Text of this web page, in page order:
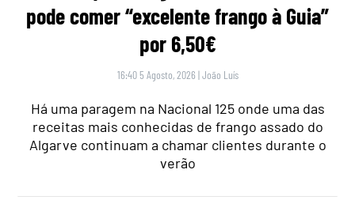
pode comer “excelente frango à Guia”
por 6,50€
16:40 5 Agosto, 2026 |João Luís
Há uma paragem na Nacional 125 onde uma das
receitas mais conhecidas de frango assado do
Algarve continuam a chamar clientes durante o
verão